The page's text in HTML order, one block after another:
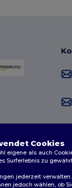
Cookies
eigene als auch
Surferlebnis zu
jederzeit
jedoch wählen, ob